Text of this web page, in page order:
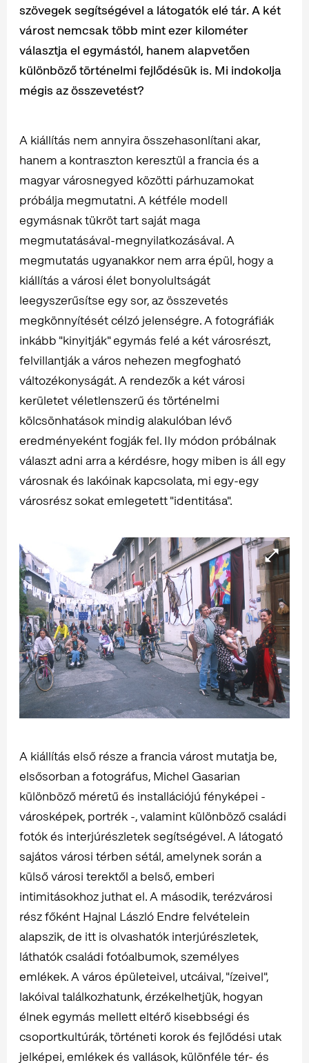
szövegek segítségével a látogatók elé tár. A két
várost nemcsak több mint ezer kilométer
választja el egymástól, hanem alapvetően
különböző történelmi fejlődésük is. Mi indokolja
mégis az összevetést?
A kiállítás nem annyira összehasonlítani akar,
hanem a kontraszton keresztül a francia és a
magyar városnegyed közötti párhuzamokat
próbálja megmutatni. A kétféle modell
egymásnak tükröt tart saját maga
megmutatásával-megnyilatkozásával. A
megmutatás ugyanakkor nem arra épül, hogy a
kiállítás a városi élet bonyolultságát
leegyszerűsítse egy sor, az összevetés
megkönnyítését célzó jelenségre. A fotográfiák
inkább "kinyitják" egymás felé a két városrészt,
felvillantják a város nehezen megfogható
változékonyságát. A rendezők a két városi
kerületet véletlenszerű és történelmi
kölcsönhatások mindig alakulóban lévő
eredményeként fogják fel. Ily módon próbálnak
választ adni arra a kérdésre, hogy miben is áll egy
városnak és lakóinak kapcsolata, mi egy-egy
városrész sokat emlegetett "identitása".
A kiállítás első része a francia várost mutatja be,
elsősorban a fotográfus, Michel Gasarian
különböző méretű és installációjú fényképei -
városképek, portrék -, valamint különböző családi
fotók és interjúrészletek segítségével. A látogató
sajátos városi térben sétál, amelynek során a
külső városi terektől a belső, emberi
intimitásokhoz juthat el. A második, terézvárosi
rész főként Hajnal László Endre felvételein
alapszik, de itt is olvashatók interjúrészletek,
láthatók családi fotóalbumok, személyes
emlékek. A város épületeivel, utcáival, "ízeivel",
lakóival találkozhatunk, érzékelhetjük, hogyan
élnek egymás mellett eltérő kisebbségi és
csoportkultúrák, történeti korok és fejlődési utak
jelképei, emlékek és vallások, különféle tér- és